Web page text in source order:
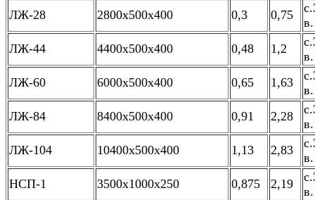
ЛЖ-28
2800х500х400 0,3 0,75
ЛЖ-44
4400х500х400 0,48 1,2
ЛЖ-60
6000х500х400 0,65 1,63
ЛЖ-84
8400х500х400 0,91 2,28
ЛЖ-104
10400х500х400 1,13 2,83
НСП-1
3500х1000х250 0,875 2,19